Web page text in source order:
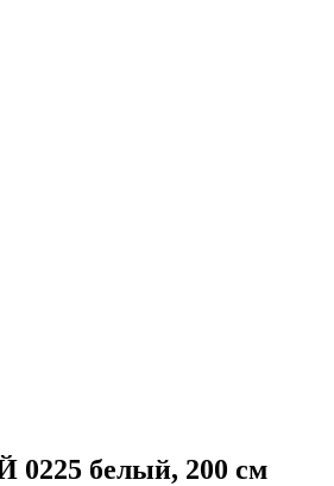
белый, 200 см